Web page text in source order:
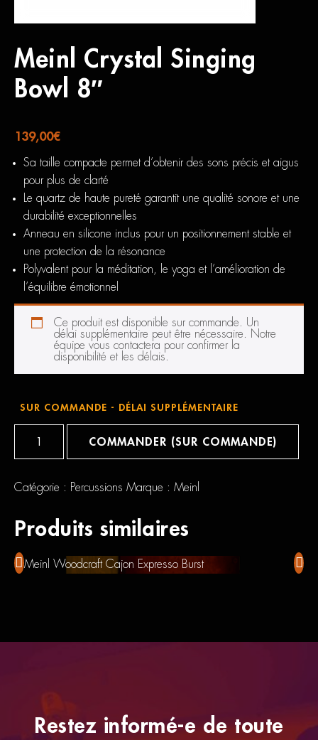
Meinl Crystal Singing
Bowl 8″
139,00€
Sa taille compacte permet d’obtenir des sons précis et aigus
pour plus de clarté
Le quartz de haute pureté garantit une qualité sonore et une
durabilité exceptionnelles
Anneau en silicone inclus pour un positionnement stable et
une protection de la résonance
Polyvalent pour la méditation, le yoga et l’amélioration de
l’équilibre émotionnel
Ce produit est disponible sur commande. Un
délai supplémentaire peut être nécessaire. Notre
équipe vous contactera pour confirmer la
disponibilité et les délais.
SUR COMMANDE - DÉLAI SUPPLÉMENTAIRE
Bowl
COMMANDER (SUR COMMANDE)
Catégorie : Percussions Marque : Meinl
Produits similaires
Meinl Woodcraft Cajon Expresso Burst
Restez informé-e de toute